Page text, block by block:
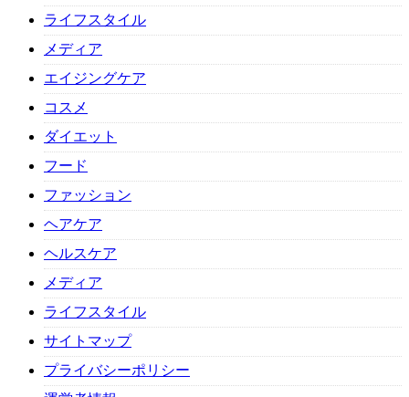
ライフスタイル
メディア
エイジングケア
コスメ
ダイエット
フード
ファッション
ヘアケア
ヘルスケア
メディア
ライフスタイル
サイトマップ
プライバシーポリシー